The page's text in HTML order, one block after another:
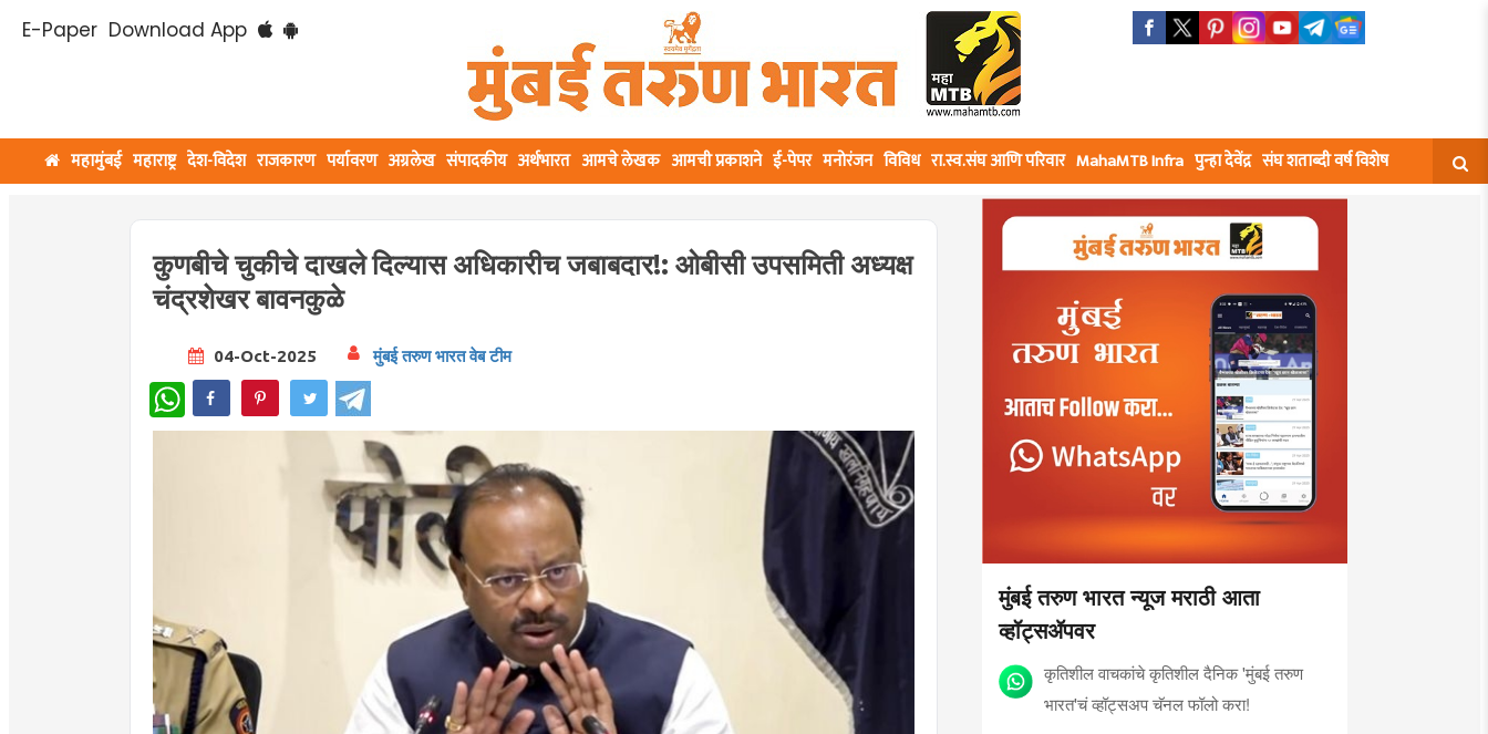
E-Paper Download App
महामुंबई महाराष्ट्र देश-विदेश राजकारण पर्यावरण अग्रलेख संपादकीय अर्थभारत आमचे लेखक आमची प्रकाशने ई-पेपर मनोरंजन विविध रा.स्व.संघ आणि परिवार MahaMTB Infra पुन्हा देवेंद्र संघ शताब्दी वर्ष विशेष
कुणबीचे चुकीचे दाखले दिल्यास अधिकारीच जबाबदार!: ओबीसी उपसमिती अध्यक्ष
चंद्रशेखर बावनकुळे
04-Oct-2025 मुंबई तरुण भारत वेब टीम
WhatsApp
मुंबई तरुण भारत न्यूज मराठी आता
व्हॉट्सॲपवर
कृतिशील वाचकांचे कृतिशील दैनिक 'मुंबई तरुण
भारत'चं व्हॉट्सअप चॅनल फॉलो करा!